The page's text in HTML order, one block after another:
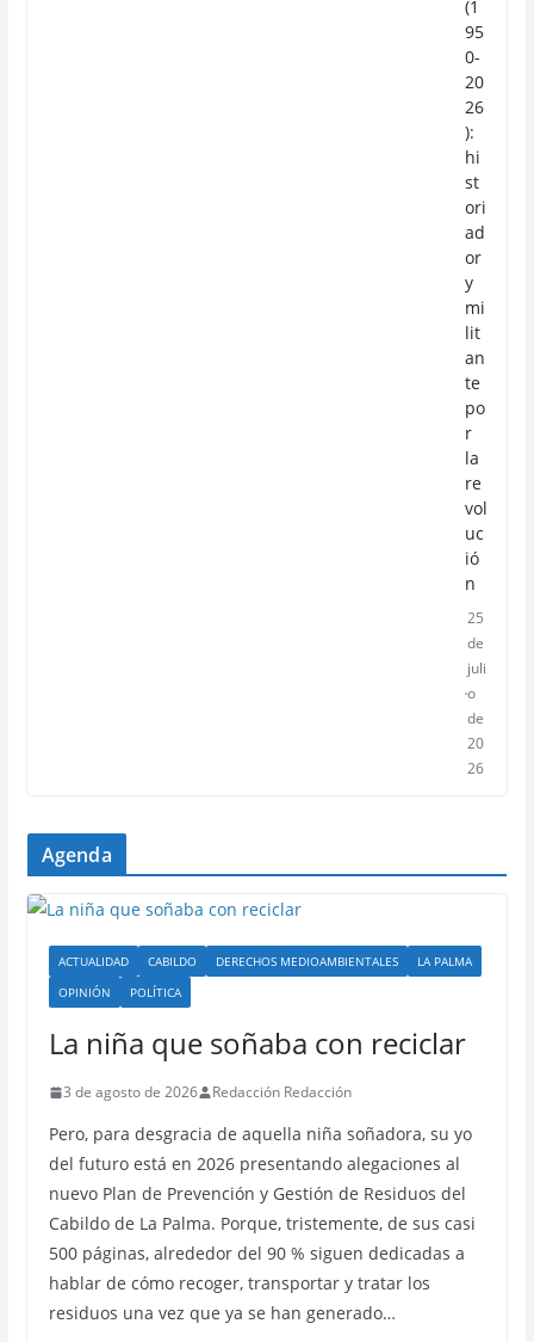
(1
95
0-
20
26
):
hi
st
ori
ad
or
y
mi
lit
an
te
po
r
la
re
vol
uc
ió
n
25
de
juli
o
de
20
26
Agenda
ACTUALIDAD CABILDO DERECHOS MEDIOAMBIENTALES
LA PALMA
OPINIÓN
POLÍTICA
La niña que soñaba con reciclar
3 de agosto de 2026 Redacción Redacción
Pero, para desgracia de aquella niña soñadora, su yo
del futuro está en 2026 presentando alegaciones al
nuevo Plan de Prevención y Gestión de Residuos del
Cabildo de La Palma. Porque, tristemente, de sus casi
500 páginas, alrededor del 90 % siguen dedicadas a
hablar de cómo recoger, transportar y tratar los
residuos una vez que ya se han generado…